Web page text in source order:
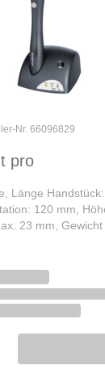
Nr. 66096829
pro
Länge
120 mm,
23 mm, Gewicht